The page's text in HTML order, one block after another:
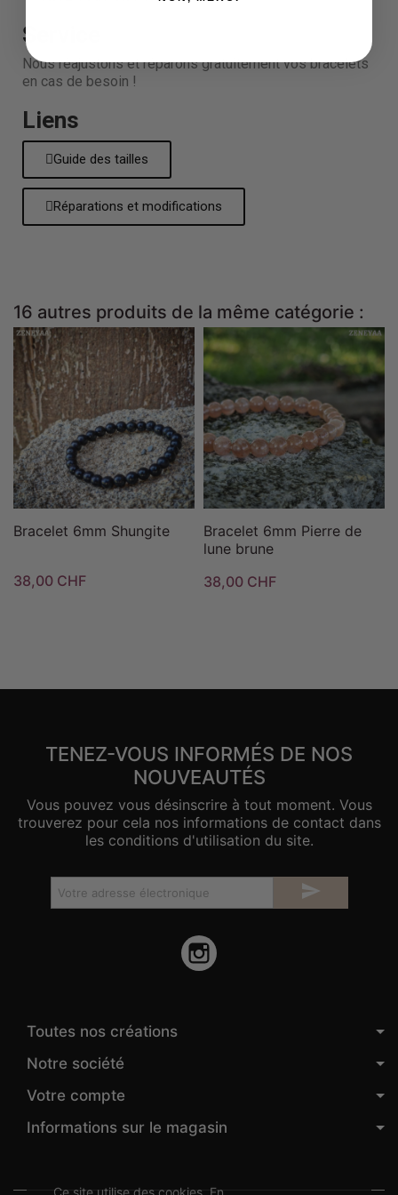
Service
Nous réajustons et réparons gratuitement vos bracelets
en cas de besoin !
Liens
Guide des tailles
Réparations et modifications
16 autres produits de la même catégorie :
Bracelet 6mm Shungite
38,00 CHF
Bracelet 6mm Pierre de
lune brune
38,00 CHF
TENEZ-VOUS INFORMÉS DE NOS
NOUVEAUTÉS
Vous pouvez vous désinscrire à tout moment. Vous
trouverez pour cela nos informations de contact dans
les conditions d'utilisation du site.

Toutes nos créations
Notre société
Votre compte
Informations sur le magasin
Ce site utilise des cookies. En